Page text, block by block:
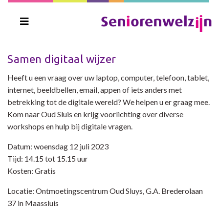
Samen digitaal wijzer
Heeft u een vraag over uw laptop, computer, telefoon, tablet,
internet, beeldbellen, email, appen of iets anders met
betrekking tot de digitale wereld? We helpen u er graag mee.
Kom naar Oud Sluis en krijg voorlichting over diverse
workshops en hulp bij digitale vragen.
Datum: woensdag 12 juli 2023
Tijd: 14.15 tot 15.15 uur
Kosten: Gratis
Locatie: Ontmoetingscentrum Oud Sluys, G.A. Brederolaan
37 in Maassluis